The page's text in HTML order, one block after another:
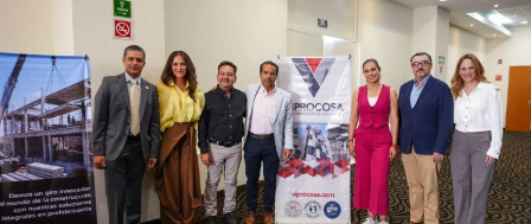
la entrega de la tercera etapa, donde se intervinieron
126 colonias de seguridad, cinco bulevares, con 10 mil
500 luminarias.